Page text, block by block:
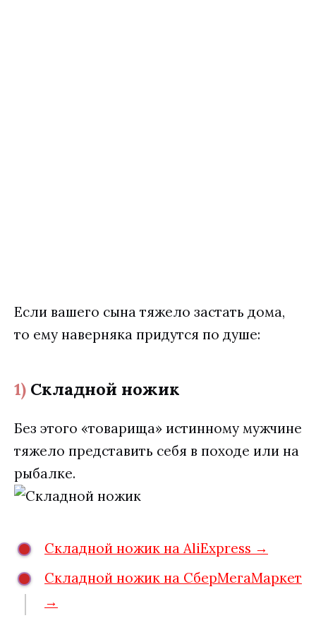
Если вашего сына тяжело застать дома,
то ему наверняка придутся по душе:
1) Складной ножик
Без этого «товарища» истинному мужчине
тяжело представить себя в походе или на
рыбалке.
Складной ножик на AliExpress →
Складной ножик на СберМегаМаркет
→